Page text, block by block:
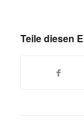
Teile diesen